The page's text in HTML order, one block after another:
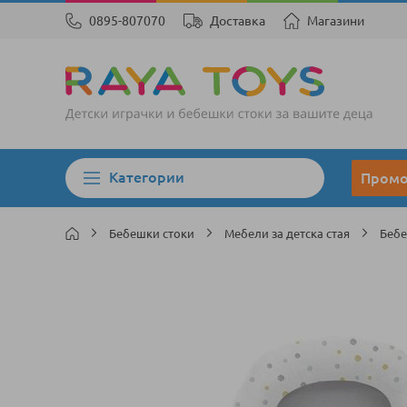
0895-807070 Доставка Магазини
Категории
Бебешки стоки Мебели за детска стая